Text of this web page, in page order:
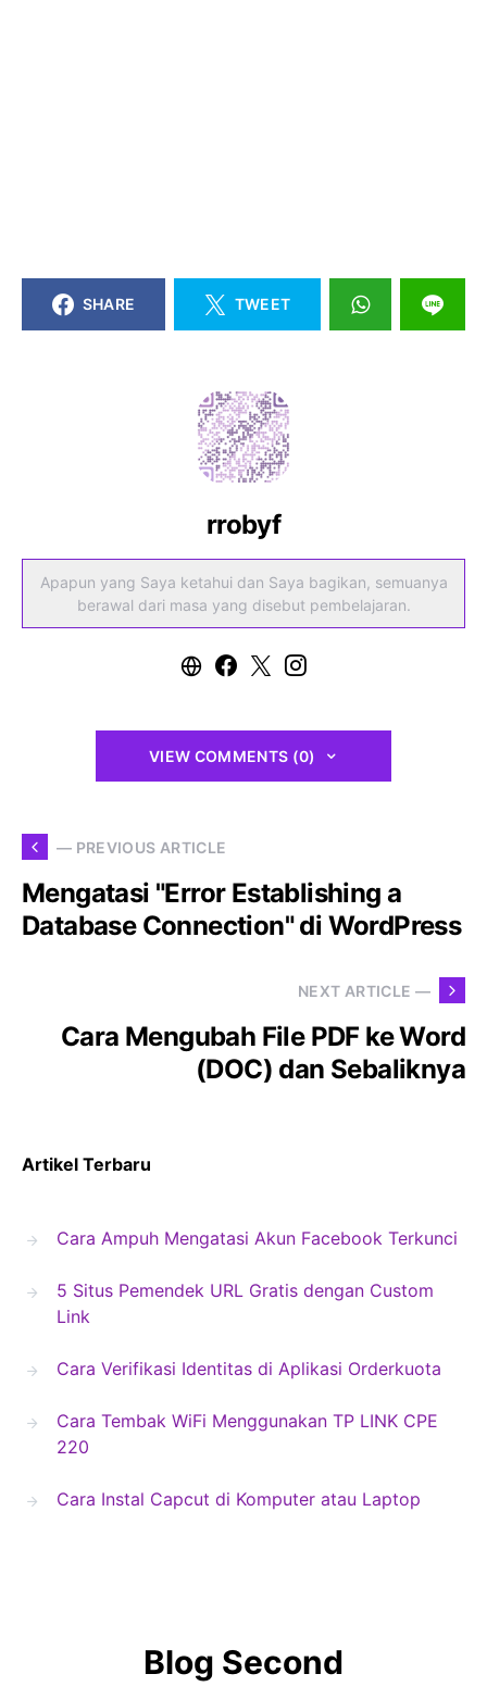
SHARE TWEET
rrobyf
Apapun yang Saya ketahui dan Saya bagikan, semuanya
berawal dari masa yang disebut pembelajaran.
VIEW COMMENTS (0)
— PREVIOUS ARTICLE
Mengatasi "Error Establishing a
Database Connection" di WordPress
NEXT ARTICLE —
Cara Mengubah File PDF ke Word
(DOC) dan Sebaliknya
Artikel Terbaru
Cara Ampuh Mengatasi Akun Facebook Terkunci
5 Situs Pemendek URL Gratis dengan Custom
Link
Cara Verifikasi Identitas di Aplikasi Orderkuota
Cara Tembak WiFi Menggunakan TP LINK CPE
220
Cara Instal Capcut di Komputer atau Laptop
Blog Second